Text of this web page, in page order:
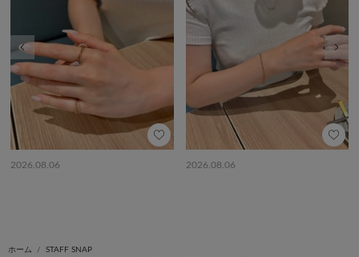
2026.08.06 2026.08.06
前の画像 次の
ホーム
STAFF SNAP